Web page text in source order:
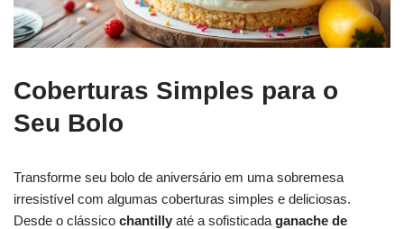
Coberturas Simples para o
Seu Bolo
Transforme seu bolo de aniversário em uma sobremesa
irresistível com algumas coberturas simples e deliciosas.
Desde o clássico chantilly até a sofisticada ganache de